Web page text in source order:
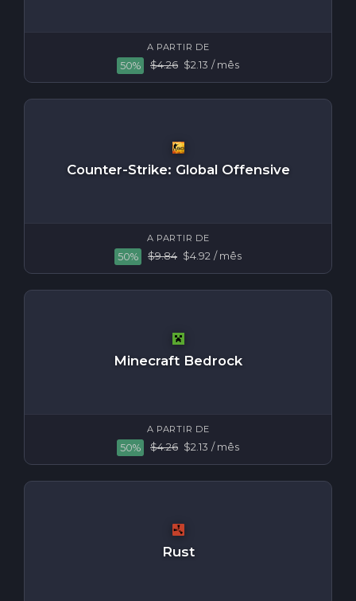
A PARTIR DE
50% $4.26 $2.13 / mês
Counter-Strike: Global Offensive
A PARTIR DE
50% $9.84 $4.92 / mês
Minecraft Bedrock
A PARTIR DE
50% $4.26 $2.13 / mês
Rust